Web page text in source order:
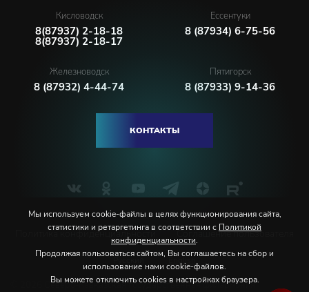
Кисловодск
8(87937) 2-18-18
8(87937) 2-18-17
Ессентуки
8 (87934) 6-75-56
Железноводск
8 (87932) 4-44-74
Пятигорск
8 (87933) 9-14-36
КОНТАКТЫ
Политика конфиденциальности Соглашение пользователя
© 2026 Северо-Кавказская государственная филармония
Мы используем cookie-файлы в целях функционирования сайта,
статистики и ретаргетинга в соответствии с Политикой
конфиденциальности.
Продолжая пользоваться сайтом, Вы соглашаетесь на сбор и
использование нами cookie-файлов.
Вы можете отключить cookies в настройках браузера.